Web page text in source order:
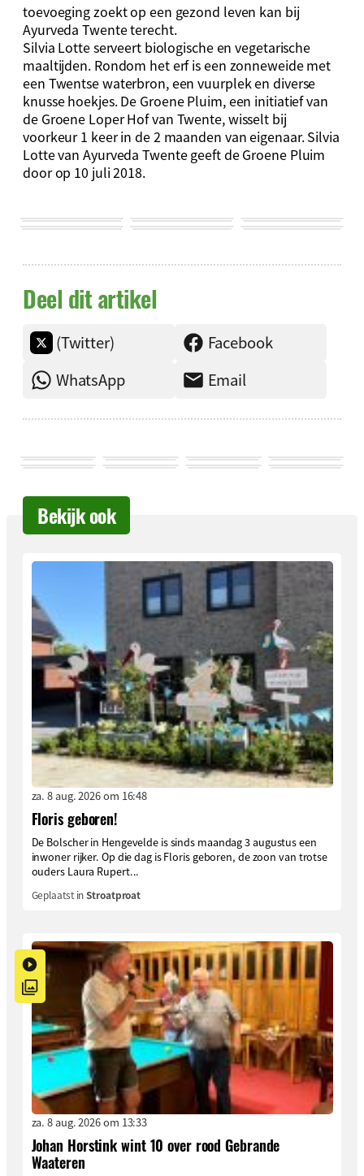
toevoeging zoekt op een gezond leven kan bij
Ayurveda Twente terecht.
Silvia Lotte serveert biologische en vegetarische
maaltijden. Rondom het erf is een zonneweide met
een Twentse waterbron, een vuurplek en diverse
knusse hoekjes. De Groene Pluim, een initiatief van
de Groene Loper Hof van Twente, wisselt bij
voorkeur 1 keer in de 2 maanden van eigenaar. Silvia
Lotte van Ayurveda Twente geeft de Groene Pluim
door op 10 juli 2018.
Deel dit artikel
(Twitter)
Facebook
WhatsApp
Email
Bekijk ook
za. 8 aug. 2026 om 16:48
Floris geboren!
De Bolscher in Hengevelde is sinds maandag 3 augustus een
inwoner rijker. Op die dag is Floris geboren, de zoon van trotse
ouders Laura Rupert...
Geplaatst inStroatproat
za. 8 aug. 2026 om 13:33
Johan Horstink wint 10 over rood Gebrande
Waateren